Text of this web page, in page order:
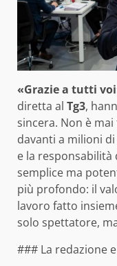
«Grazie a tutti
diretta al Tg3,
sincera. Non è
davanti a milioni
e la responsabilità
semplice ma
più profondo: il
lavoro fatto
solo spettatore,
### La redazione